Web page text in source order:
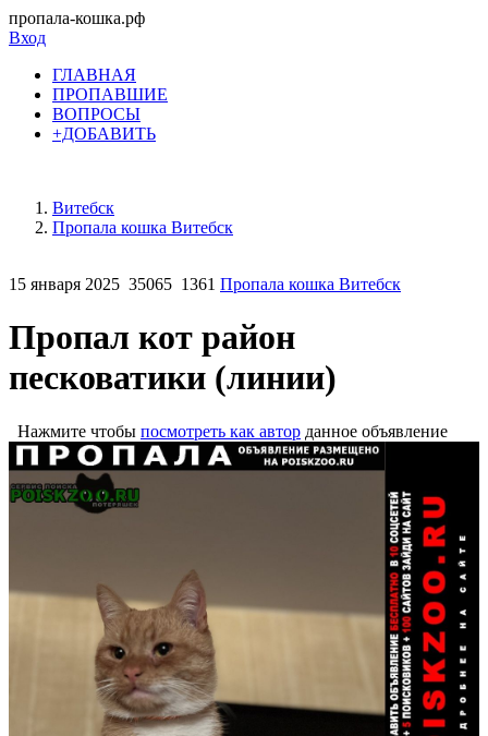
пропала-кошка.рф
Вход
ГЛАВНАЯ
ПРОПАВШИЕ
ВОПРОСЫ
+ДОБАВИТЬ
Витебск
Пропала кошка Витебск
15 января 2025 35065 1361 Пропала кошка Витебск
Пропал кот район
песковатики (линии)
Нажмите чтобы посмотреть как автор данное объявление